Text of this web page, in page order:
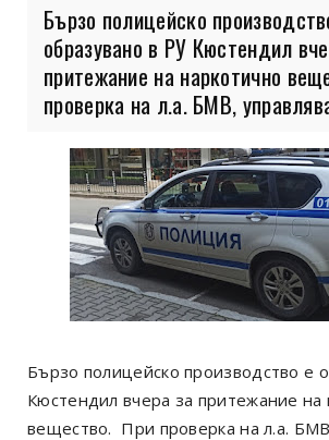
Бързо полицейско
образувано в РУ Кюстендил
притежание на наркотично
проверка на л.а. БМВ,
Бързо полицейско производство е
Кюстендил вчера за притежание на
вещество. При проверка на л.а.